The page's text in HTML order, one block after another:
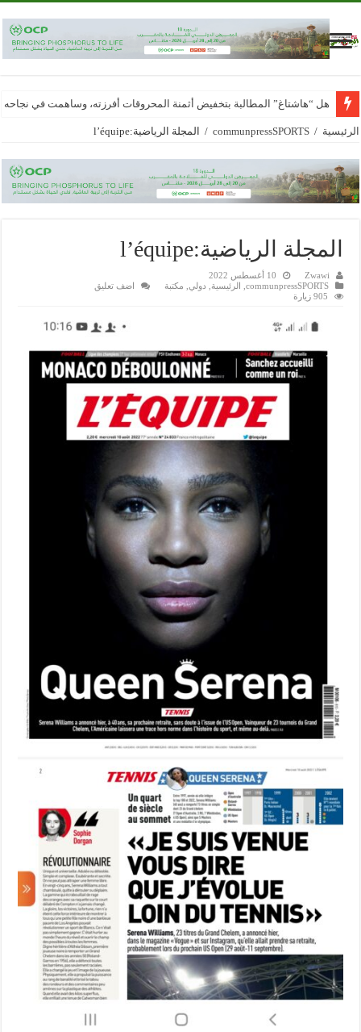
هل “هاشتاغ” المطالبة بتخفيض أثمنة المحروقات أفرزته، وساهمت في
الرئيسية /
communpressSPORTS
/ المجلة الرياضية:l’équipe
المجلة الرياضية:l’équipe
Zwawi
10 أغسطس 2022
communpressSPORTS الرئيسية دولي مكتبة
اضف تعليق
905 زيارة